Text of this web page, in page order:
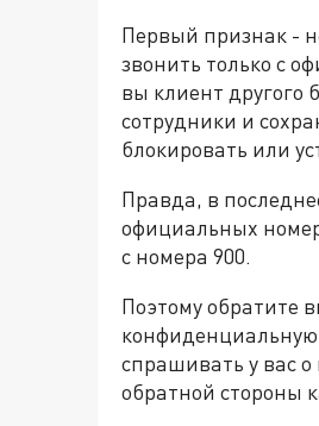
Первый признак -
звонить только с
вы клиент другого
сотрудники и
блокировать или
Правда, в
официальных
с номера 900.
Поэтому обратите
спрашивать у вас
обратной стороны